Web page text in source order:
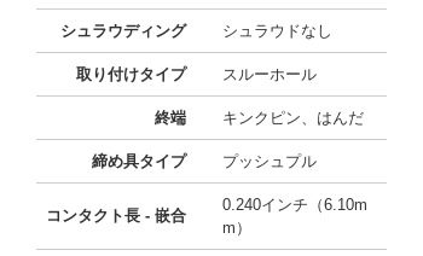
シュラウディング シュラウドなし
取り付けタイプ スルーホール
終端 キンクピン、はんだ
締め具タイプ プッシュプル
コンタクト長 - 嵌合
0.240インチ（6.10m
m）